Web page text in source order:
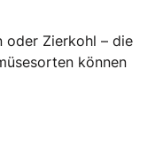
oder Zierkohl – die
können